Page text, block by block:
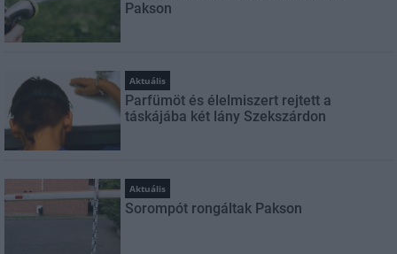
Pakson
Aktuális
Parfümöt és élelmiszert rejtett a
táskájába két lány Szekszárdon
Aktuális
Sorompót rongáltak Pakson